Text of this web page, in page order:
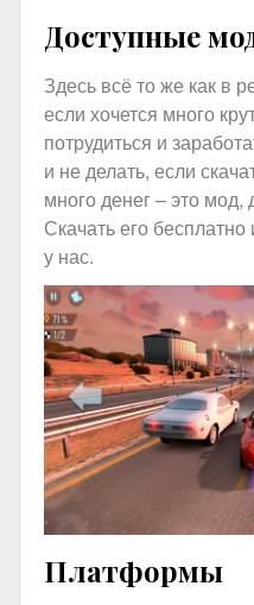
Доступные
Здесь всё то же как в
если хочется много
потрудиться и
и не делать, если
много денег – это
Скачать его
у нас.
Платформы